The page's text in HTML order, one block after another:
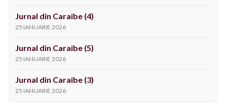
Jurnal din Caraibe (4)
25 IANUARIE 2026
Jurnal din Caraibe (5)
25 IANUARIE 2026
Jurnal din Caraibe (3)
25 IANUARIE 2026